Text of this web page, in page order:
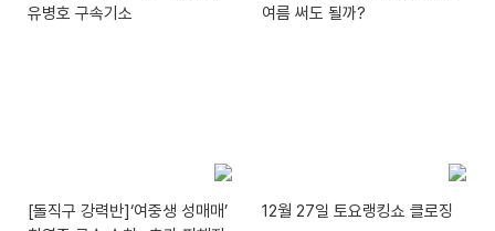
유병호 구속기소
여름 써도 될까?
[돌직구 강력반]‘여중생 성매매’
12월 27일 토요랭킹쇼 클로징